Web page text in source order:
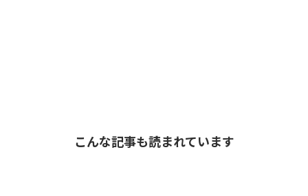
こんな記事も読まれています